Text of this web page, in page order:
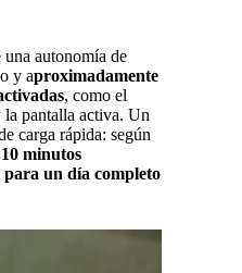
una autonomía de
y aproximadamente
, como el
pantalla activa. Un
carga rápida: según
minutos
un día completo